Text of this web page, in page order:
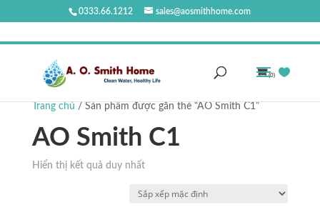
0333.66.1212 sales@aosmithhome.com
(0)
Trang chủ / Sản phẩm được gắn thẻ “AO Smith C1”
AO Smith C1
Hiển thị kết quả duy nhất